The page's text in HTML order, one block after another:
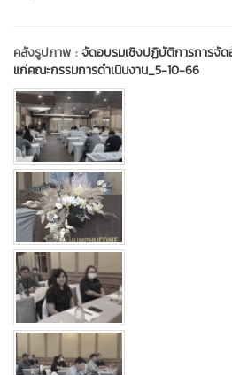
คลังรูปภาพ :จัดอบรมเชิงปฏิบัติการการจั
แก่คณะกรรมการดำเนินงาน_5-10-66